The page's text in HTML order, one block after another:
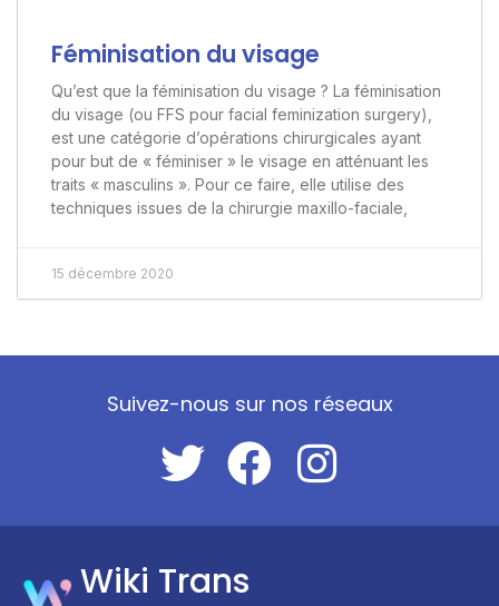
Féminisation du visage
Qu’est que la féminisation du visage ? La féminisation
du visage (ou FFS pour facial feminization surgery),
est une catégorie d’opérations chirurgicales ayant
pour but de « féminiser » le visage en atténuant les
traits « masculins ». Pour ce faire, elle utilise des
techniques issues de la chirurgie maxillo-faciale,
15 décembre 2020
Suivez-nous sur nos réseaux
Wiki Trans